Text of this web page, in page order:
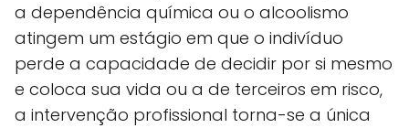
a dependência química ou o alcoolismo
atingem um estágio em que o indivíduo
perde a capacidade de decidir por si mesmo
e coloca sua vida ou a de terceiros em risco,
a intervenção profissional torna-se a única